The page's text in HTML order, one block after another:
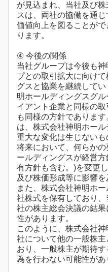
が見込まれ、当社及び
スは、両社の協働を通
価値向上を図ることが
ります。
④ 今後の関係
当社グループは今後も
プとの取引拡大に向け
グスと協業を継続して
明ホールディングスグ
イアント企業と同様の
も同様の方針でありま
は、株式会社神明ホー
重大な変化は生じないも
将来において、何らか
ールディングスが経営
有方針も含む。)を変更
及び株価形成等に影響を
また、株式会社神明ホ
社株式を保有しており
社の株主総会決議の結
性があります。
このように、株式会社
社について他の一般株
おり、一般株主が期待
為を行わない可能性があ